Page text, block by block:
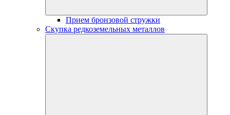
Прием бронзовой стружки
Скупка редкоземельных металлов